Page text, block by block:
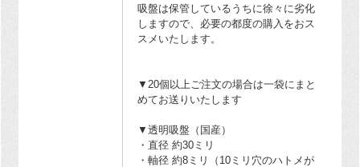
吸盤は保管しているうちに徐々に劣化
しますので、必要の都度の購入をおス
スメいたします。
▼20個以上ご注文の場合は一袋にまと
めてお送りいたします
▼透明吸盤（国産）
・直径 約30ミリ
・軸径 約8ミリ（10ミリ穴のハトメが